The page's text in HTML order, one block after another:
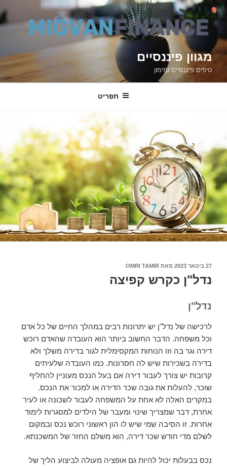
דילוג
לתוכן
מגוון פיננסיים
טיפים פיננסיים ומימון
תפריט
פורסם
27 בינואר 2023 מאת OMRI TAMIR
נדל"ן כקרש קפיצה
נדל"ן
לרכישה של נדל"ן יש יתרונות רבים במהלך החיים של כל אדם
וכל משפחה. הדבר החשוב ביותר הוא העובדה שהאדם רוכש
דירה וגר בה וזו הנוחות המקסימלית לגור בדירה משלך ולא
בדירה בשכירות שיש לה חסרונות. כמו העובדה שלעיתים
קרובות יש צורך לעבור דירה אם בעל הנכס מעוניין להחליף
שוכר, להעלות את גובה שכר הדירה או למכור את הנכס.
במקרים האלה לא אחת על המשפחה לעבור לשכונה או לעיר
אחרת, דבר שמצריך שינוי ומעבר של הילדים למסגרות לימוד
אחרות. זו הסיבה שמי שיש לו הון ראשוני רוכש נכס ובמקום
לשלם מדי חודש שכר דירה, הוא משלם החזר של המשכנתא.
נכס בבעלות יכול להיות גם אופציה מעולה לביצוע הליך של